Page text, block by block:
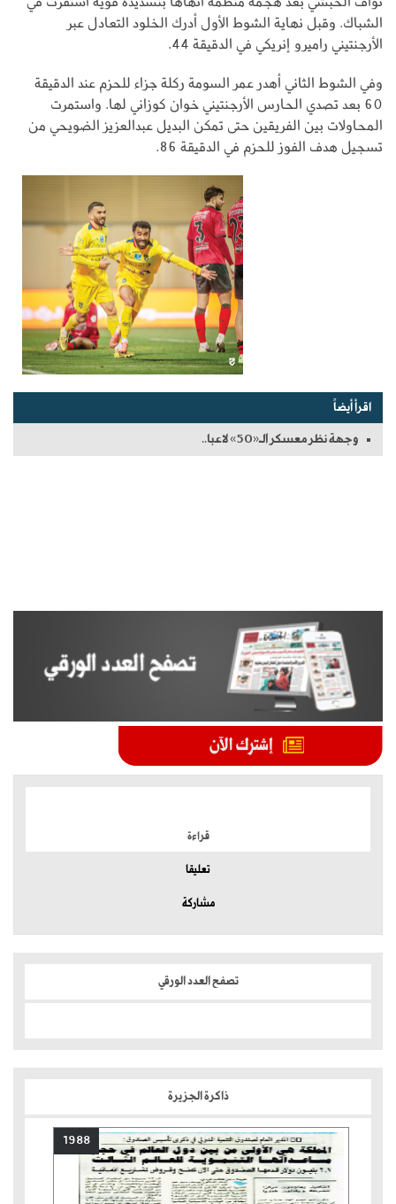
الشباك. وقبل نهاية الشوط الأول أدرك الخلود التعادل عبر
الأرجنتيني راميرو إنريكي في الدقيقة 44.
وفي الشوط الثاني أهدر عمر السومة ركلة جزاء للحزم عند الدقيقة
60 بعد تصدي الحارس الأرجنتيني خوان كوزاني لها. واستمرت
المحاولات بين الفريقين حتى تمكن البديل عبدالعزيز الضويحي من
تسجيل هدف الفوز للحزم في الدقيقة 86.
اقرأ أيضاً
وجهة نظر معسكر الـ«50» لاعبا..
قراءة
تعليقا
مشاركة
تصفح العدد الورقي
ذاكرة الجزيرة
1988